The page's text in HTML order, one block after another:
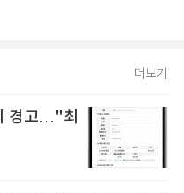
더보기
경고…"최